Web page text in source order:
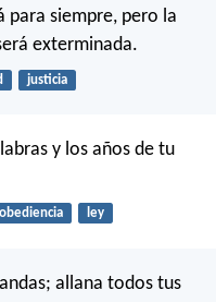
para siempre, pero la
exterminada.
justicia
y los años de tu
obediencia ley
allana todos tus